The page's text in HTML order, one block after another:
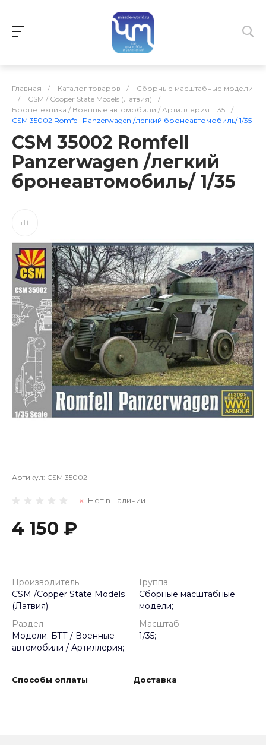
Главная / Каталог товаров /
Сборные масштабные модели
/
CSM / Cooper State Models (Латвия)
/
Бронетехника / Военные автомобили / Артиллерия 1: 35
/
CSM 35002 Romfell Panzerwagen /легкий бронеавтомобиль/ 1/35
CSM 35002 Romfell
Panzerwagen /легкий
бронеавтомобиль/ 1/35
Артикул: CSM 35002
Нет в наличии
4 150 ₽
Производитель
CSM /Copper State Models
(Латвия);
Группа
Сборные масштабные
модели;
Раздел
Модели. БТТ / Военные
автомобили / Артиллерия;
Масштаб
1/35;
Способы оплаты Доставка